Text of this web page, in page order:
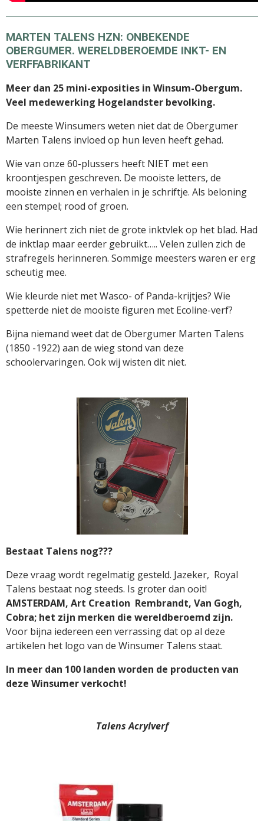
MARTEN TALENS HZN: ONBEKENDE
OBERGUMER. WERELDBEROEMDE INKT- EN
VERFFABRIKANT
Meer dan 25 mini-exposities in Winsum-Obergum.
Veel medewerking Hogelandster bevolking.
De meeste Winsumers weten niet dat de Obergumer
Marten Talens invloed op hun leven heeft gehad.
Wie van onze 60-plussers heeft NIET met een
kroontjespen geschreven. De mooiste letters, de
mooiste zinnen en verhalen in je schriftje. Als beloning
een stempel; rood of groen.
Wie herinnert zich niet de grote inktvlek op het blad. Had
de inktlap maar eerder gebruikt….. Velen zullen zich de
strafregels herinneren. Sommige meesters waren er erg
scheutig mee.
Wie kleurde niet met Wasco- of Panda-krijtjes? Wie
spetterde niet de mooiste figuren met Ecoline-verf?
Bijna niemand weet dat de Obergumer Marten Talens
(1850 -1922) aan de wieg stond van deze
schoolervaringen. Ook wij wisten dit niet.
Bestaat Talens nog???
Deze vraag wordt regelmatig gesteld. Jazeker, Royal
Talens bestaat nog steeds. Is groter dan ooit!
AMSTERDAM, Art Creation Rembrandt, Van Gogh,
Cobra; het zijn merken die wereldberoemd zijn.
Voor bijna iedereen een verrassing dat op al deze
artikelen het logo van de Winsumer Talens staat.
In meer dan 100 landen worden de producten van
deze Winsumer verkocht!
Talens Acrylverf